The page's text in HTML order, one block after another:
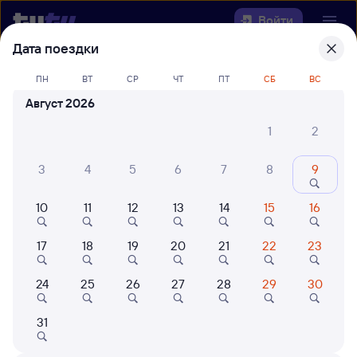
Войти
Выберите день, чтобы найтиж/д
билеты Антропово — Панкрушиха
Куда
Когда
Кто едет
Найти поезда
Дата поездки
ПН ВТ СР ЧТ ПТ СБ ВС
Август 2026
1
2
3 4 5 6 7 8 9
10 11 12 13 14 15 16
17 18 19 20 21 22 23
24 25 26 27 28 29 30
31